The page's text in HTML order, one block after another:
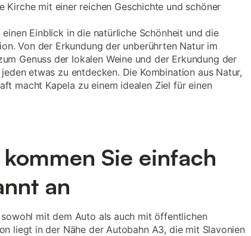
Kirche mit einer reichen Geschichte und schöner
Einblick in die natürliche Schönheit und die
Von der Erkundung der unberührten Natur im
Genuss der lokalen Weine und der Erkundung der
etwas zu entdecken. Die Kombination aus Natur,
macht Kapela zu einem idealen Ziel für einen
kommen Sie einfach
an
mit dem Auto als auch mit öffentlichen
liegt in der Nähe der Autobahn A3, die mit Slavonien